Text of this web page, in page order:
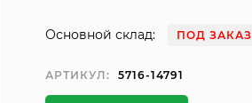
Основной склад: ПОД ЗАКАЗ
АРТИКУЛ: 5716-14791